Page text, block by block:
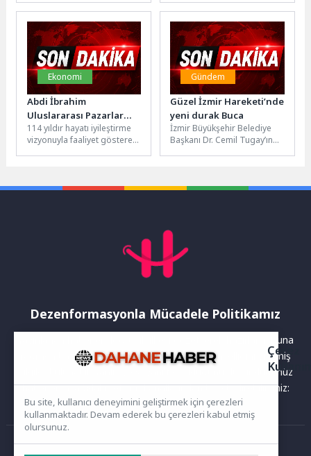
sürdürülebilirliğini
güçlendirmek ve maliyetleri
azaltmak için verdiği hayvan
yetiştiriciliği...
kapsamlı bir çalışma
gerçekleştiriyor. Çalışmalar
kapsamında...
Ekonomi
Abdi İbrahim
Uluslararası Pazarlar
Pazarlama Direktörü
Burak Şen Oldu
114 yıldır hayatı iyileştirme
vizyonuyla faaliyet gösteren
Gündem
Güzel İzmir Hareketi’nde
yeni durak Buca
İzmir Büyükşehir Belediye
Başkanı Dr. Cemil Tugay’ın
Dezenformasyonla Mücadele Politikamız
Yayınlanan haberler doğruluk ilkesi gözetilerek hazırlanır. Buna
rağmen bazı içeriklerde eksik, hatalı veya güncelliğini yitirmiş
bilgiler bulunabilir.Yanlış veya yanıltıcı olduğunu düşündüğünüz
haberleri aşağıdaki iletişim kanallarından bize bildirebilirsiniz:
Çerez
Bu site, kullanıcı deneyimini geliştirmek için çerezleri
kullanmaktadır. Devam ederek bu çerezleri kabul etmiş
olursunuz.